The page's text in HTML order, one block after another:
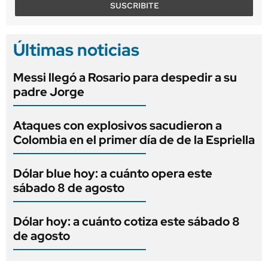
SUSCRIBITE
Últimas noticias
Messi llegó a Rosario para despedir a su
padre Jorge
Ataques con explosivos sacudieron a
Colombia en el primer día de de la Espriella
Dólar blue hoy: a cuánto opera este
sábado 8 de agosto
Dólar hoy: a cuánto cotiza este sábado 8
de agosto